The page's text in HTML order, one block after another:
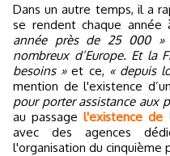
Dans un autre temps, il a rappelé que parmi les pèlerins qui
se rendent chaque année
année près de 25 000 »
nombreux d’Europe. Et la
besoins »et ce, « depuis
mention de l'existence
pour porter assistance aux
au passagel'existence de
avec des agences
l'organisation du cinquième